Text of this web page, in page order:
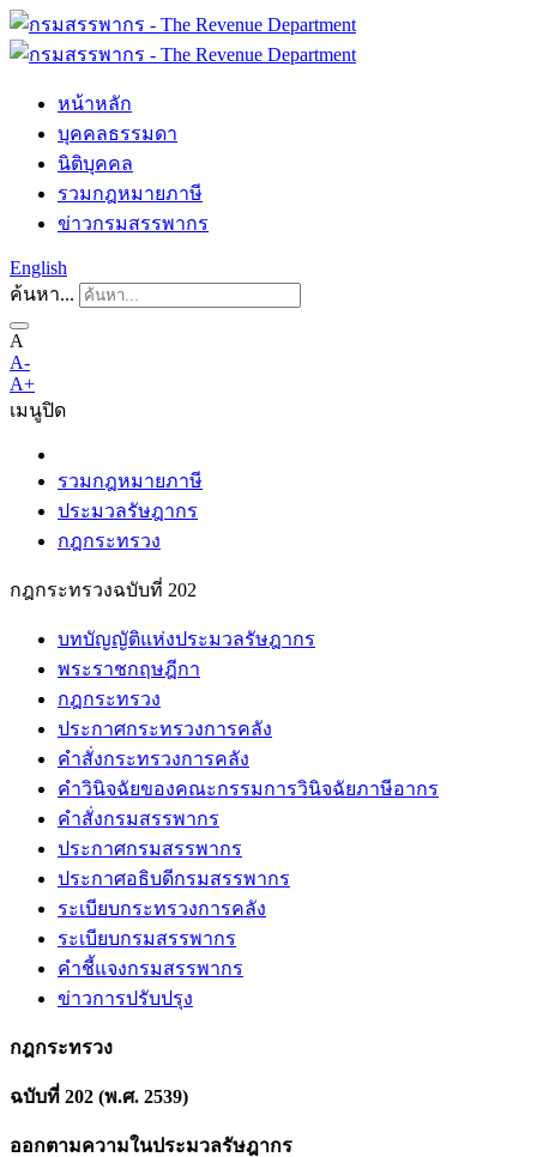
หน้าหลัก
บุคคลธรรมดา
นิติบุคคล
รวมกฎหมายภาษี
ข่าวกรมสรรพากร
English
ค้นหา...
A
A-
A+
เมนูปิด
รวมกฎหมายภาษี
ประมวลรัษฎากร
กฎกระทรวง
กฎกระทรวงฉบับที่ 202
บทบัญญัติแห่งประมวลรัษฎากร
พระราชกฤษฎีกา
กฎกระทรวง
ประกาศกระทรวงการคลัง
คำสั่งกระทรวงการคลัง
คำวินิจฉัยของคณะกรรมการวินิจฉัยภาษีอากร
คำสั่งกรมสรรพากร
ประกาศกรมสรรพากร
ประกาศอธิบดีกรมสรรพากร
ระเบียบกระทรวงการคลัง
ระเบียบกรมสรรพากร
คำชี้แจงกรมสรรพากร
ข่าวการปรับปรุง
กฎกระทรวง
ฉบับที่ 202 (พ.ศ. 2539)
ออกตามความในประมวลรัษฎากร